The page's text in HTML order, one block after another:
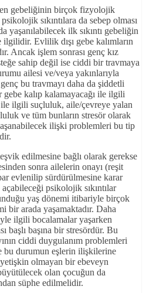
gebeliğinin birçok fizyolojik
sıkıntılara da sebep olması
ilk sıkıntı gebeliğin
Evlilik dışı gebe kalımların
Ancak işlem sonrası genç kız
sahip değil ise ciddi bir travmaya
ailesi ve/veya yakınlarıyla
bu travmayı daha da şiddetli
gebe kalıp kalamayacağı ile ilgili
ile ilgili suçluluk, aile/çevreye yalan
ve tüm bunların stresör olarak
ilişki problemleri bu tip
edilmesine bağlı olarak gerekse
sonra ailelerin onayı (reşit
evlenilip sürdürülmesine karar
psikolojik sıkıntılar
yaş dönemi itibariyle birçok
bir arada yaşamaktadır. Daha
ilgili bocalamalar yaşarken
başlı başına bir stresördür. Bu
ciddi duygulanım problemleri
bu durumun eşlerin ilişkilerine
yetişkin olmayan bir ebeveyn
olan çocuğun da
süphe edilmelidir.